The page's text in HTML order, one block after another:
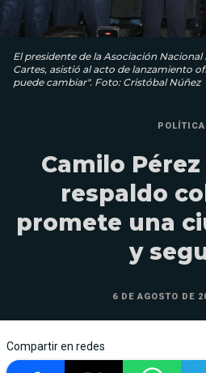
El presidente de la Asociación
Cartes, asistió al acto de lanzamiento
puede cambiar". Foto: Cristóbal Núñez
POLÍTICA
Camilo
respaldo
promete una
y
6 DE AGOSTO DE
Compartir en redes